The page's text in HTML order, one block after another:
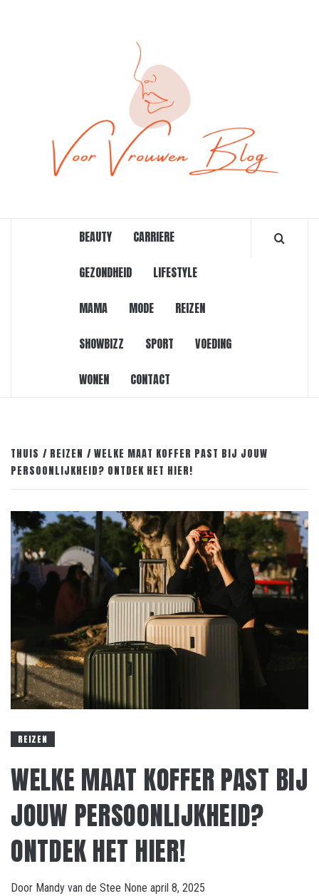
BEAUTY CARRIERE
GEZONDHEID LIFESTYLE
MAMA MODE REIZEN
SHOWBIZZ SPORT VOEDING
WONEN CONTACT
THUIS REIZEN
WELKE MAAT KOFFER PAST BIJ JOUW
PERSOONLIJKHEID? ONTDEK HET HIER!
REIZEN
WELKE MAAT KOFFER PAST BIJ
JOUW PERSOONLIJKHEID?
ONTDEK HET HIER!
Door Mandy van de Stee None april 8, 2025